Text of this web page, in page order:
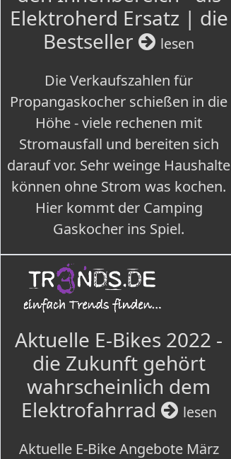
Elektroherd Ersatz | die
Bestseller
lesen
Die Verkaufszahlen für
Propangaskocher schießen in die
Höhe - viele rechenen mit
Stromausfall und bereiten sich
darauf vor. Sehr weinge Haushalte
können ohne Strom was kochen.
Hier kommt der Camping
Gaskocher ins Spiel.
Aktuelle E-Bikes 2022 -
die Zukunft gehört
wahrscheinlich dem
Elektrofahrrad
lesen
Aktuelle E-Bike Angebote März